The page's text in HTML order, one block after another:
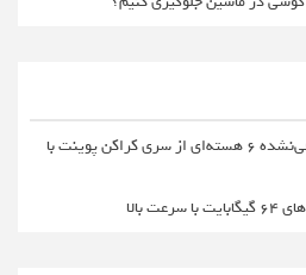
پردازنده معرفی‌نشده 6 هسته‌ای از سری کراکن پوینت با
بالا